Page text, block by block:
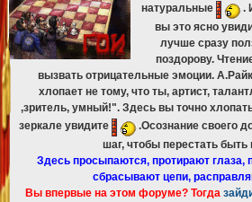
натуральные
.
вы это ясно
лучше сразу
поздорову.
вызвать отрицательные эмоции.
хлопает не тому, что ты, артист,
,зритель, умный!". Здесь вы точно
зеркале увидите
.Осознание своего
шаг, чтобы перестать
Здесь просыпаются, протирают глаза,
сбрасывают цепи,
Вы впервые на этом форуме? Тогда